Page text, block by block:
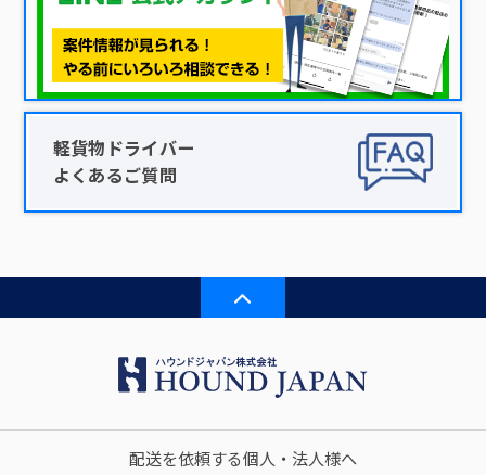
軽貨物ドライバー
よくあるご質問
配送を依頼する個人・法人様へ